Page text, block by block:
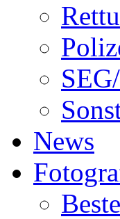
News